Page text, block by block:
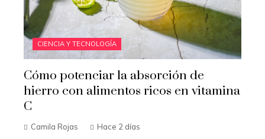
CIENCIA Y TECNOLOGÍA
Cómo potenciar la absorción de
hierro con alimentos ricos en vitamina
C
Camila Rojas Hace 2 días